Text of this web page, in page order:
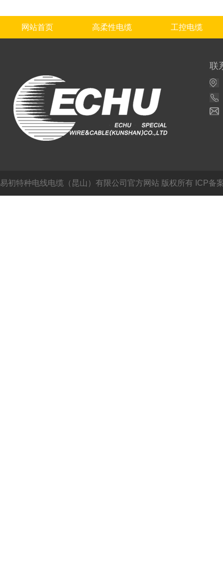
网站首页 高柔性电缆 工控电缆
联
易初特种电线电缆（昆山）有限公司官方网站 版权所有 ICP备